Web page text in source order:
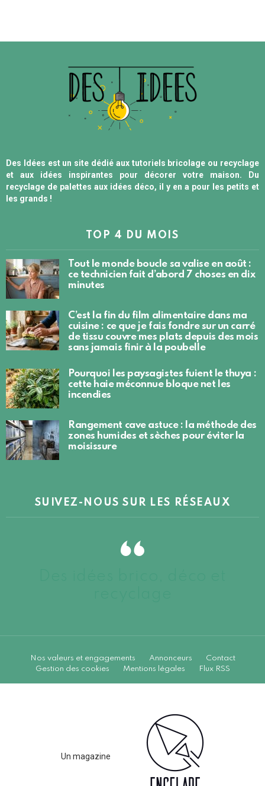
Des Idées est un site dédié aux tutoriels bricolage ou recyclage
et aux idées inspirantes pour décorer votre maison. Du
recyclage de palettes aux idées déco, il y en a pour les petits et
les grands !
TOP 4 DU MOIS
Tout le monde boucle sa valise en août :
ce technicien fait d’abord 7 choses en dix
minutes
C’est la fin du film alimentaire dans ma
cuisine : ce que je fais fondre sur un carré
de tissu couvre mes plats depuis des mois
sans jamais finir à la poubelle
Pourquoi les paysagistes fuient le thuya :
cette haie méconnue bloque net les
incendies
Rangement cave astuce : la méthode des
zones humides et sèches pour éviter la
moisissure
SUIVEZ-NOUS SUR LES RÉSEAUX
Nos valeurs et engagements Annonceurs
Contact
Gestion des cookies
Mentions légales Flux RSS
Un magazine